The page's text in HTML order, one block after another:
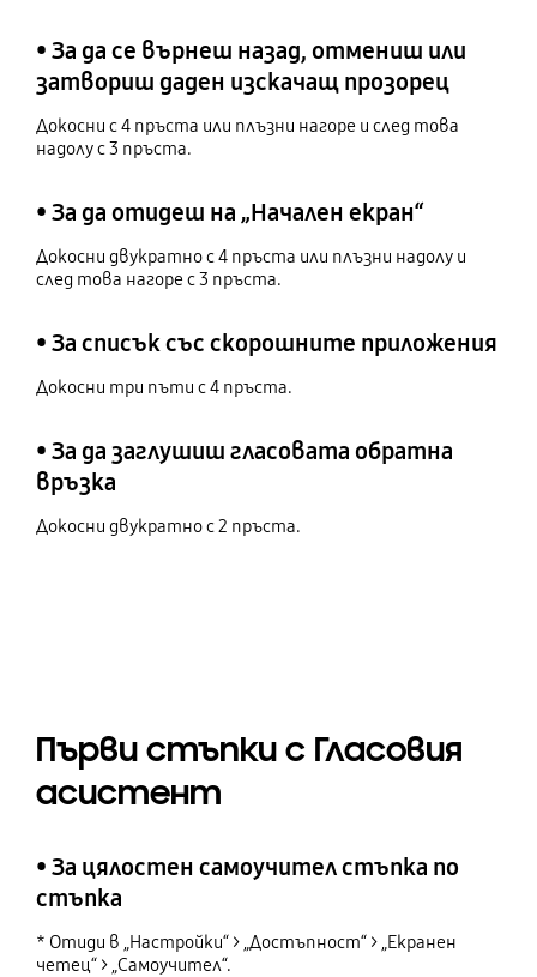
• За да се върнеш назад, отмениш или
затвориш даден изскачащ прозорец
Докосни с 4 пръста или плъзни нагоре и след това
надолу с 3 пръста.
• За да отидеш на „Начален екран“
Докосни двукратно с 4 пръста или плъзни надолу и
след това нагоре с 3 пръста.
• За списък със скорошните приложения
Докосни три пъти с 4 пръста.
• За да заглушиш гласовата обратна
връзка
Докосни двукратно с 2 пръста.
Първи стъпки с Гласовия
асистент
• За цялостен самоучител стъпка по
стъпка
* Отиди в „Настройки“ > „Достъпност“ > „Екранен
четец“ > „Самоучител“.